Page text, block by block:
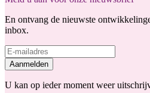
En ontvang de nieuwste
inbox.
Aanmelden
U kan op ieder moment weer